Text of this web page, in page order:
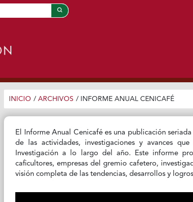
INICIO / ARCHIVOS / INFORME ANUAL CENICAFÉ
El Informe Anual Cenicafé es una publicación
de las actividades, investigaciones y avances
Investigación a lo largo del año. Este informe
caficultores, empresas del gremio cafetero,
visión completa de las tendencias, desarrollos y